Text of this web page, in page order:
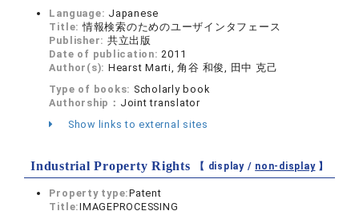
Language: Japanese
Title:情報検索のためのユーザインタフェース
Publisher: 共立出版
Date of publication:2011
Author(s): Hearst Marti, 角谷 和俊, 田中 克己
Type of books: Scholarly book
Authorship： Joint translator
Show links to external sites
Industrial Property Rights 【 display / non-display】
Property type:Patent
Title:IMAGEPROCESSING